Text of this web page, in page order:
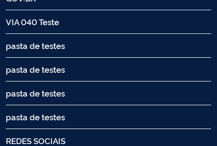
VIA 040 Teste
pasta de testes
pasta de testes
pasta de testes
pasta de testes
REDES SOCIAIS